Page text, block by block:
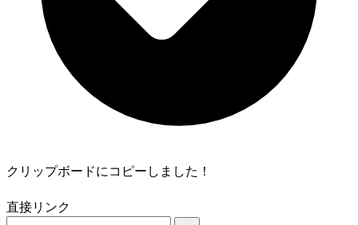
クリップボードにコピーしました！
直接リンク